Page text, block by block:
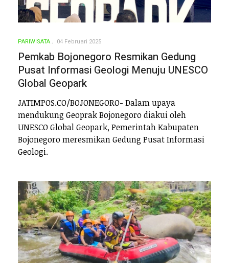
PARIWISATA 04 Februari 2025
Pemkab Bojonegoro Resmikan Gedung
Pusat Informasi Geologi Menuju UNESCO
Global Geopark
JATIMPOS.CO/BOJONEGORO- Dalam upaya
mendukung Geoprak Bojonegoro diakui oleh
UNESCO Global Geopark, Pemerintah Kabupaten
Bojonegoro meresmikan Gedung Pusat Informasi
Geologi.